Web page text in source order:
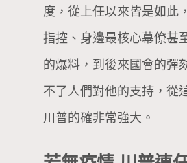
度，從上任以來皆是如此
指控、身邊最核心幕僚甚
的爆料，到後來國會的彈
不了人們對他的支持，從
川普的確非常強大。